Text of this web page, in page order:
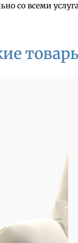
со всеми